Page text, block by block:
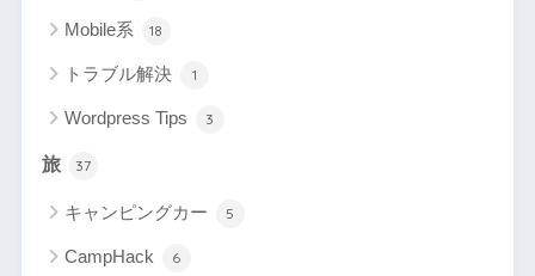
Mobile系 18
トラブル解決 1
Wordpress Tips 3
旅 37
キャンピングカー 5
CampHack 6